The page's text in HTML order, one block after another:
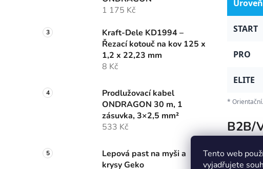
Tento web
vyjadřujete
1 175 Kč
Kraft-Dele KD1994 –
Řezací kotouč na kov 125 x
1,2 x 22,23 mm
8 Kč
Prodlužovací kabel
ONDRAGON 30 m, 1
zásuvka, 3×2,5 mm²
533 Kč
Lepová past na myši a
krysy Geko
Úroveň
START
PRO
ELITE
*
B2B/
XML/